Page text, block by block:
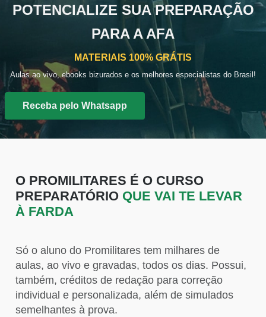
POTENCIALIZE SUA PREPARAÇÃO
PARA A AFA
MATERIAIS 100% GRÁTIS
Aulas ao vivo, ebooks bizurados e os melhores especialistas do Brasil!
Receba pelo Whatsapp
O PROMILITARES É O CURSO
PREPARATÓRIO QUE VAI TE LEVAR
À FARDA
Só o aluno do Promilitares tem milhares de
aulas, ao vivo e gravadas, todos os dias. Possui,
também, créditos de redação para correção
individual e personalizada, além de simulados
semelhantes à prova.